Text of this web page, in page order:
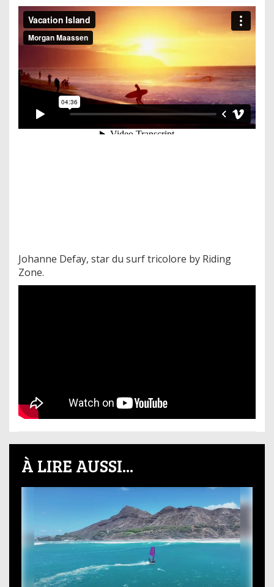
Johanne Defay, star du surf tricolore by Riding
Zone.
À LIRE AUSSI...